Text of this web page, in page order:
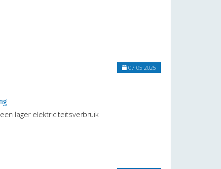
07-05-2025
lager elektriciteitsverbruik